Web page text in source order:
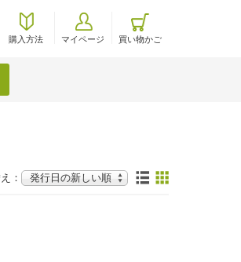
購入方法 マイページ 買い物かご
：